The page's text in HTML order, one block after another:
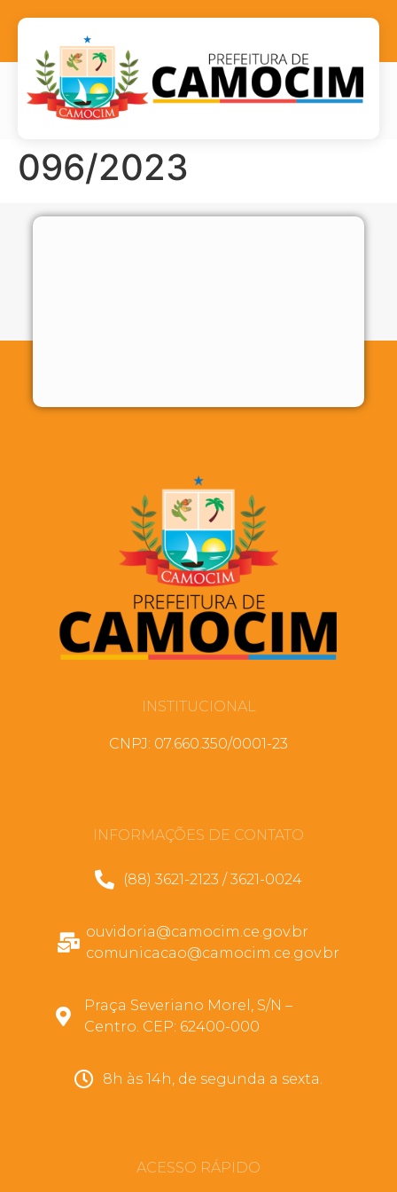
096/2023
INSTITUCIONAL
CNPJ: 07.660.350/0001-23
INFORMAÇÕES DE CONTATO
(88) 3621-2123 / 3621-0024
ouvidoria@camocim.ce.gov.br
comunicacao@camocim.ce.gov.br
Praça Severiano Morel, S/N –
Centro. CEP: 62400-000
8h às 14h, de segunda a sexta.
ACESSO RÁPIDO